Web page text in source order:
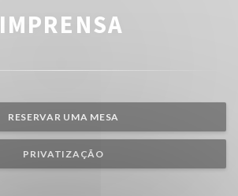
IMPRENSA
RESERVAR UMA MESA
PRIVATIZAÇÃO